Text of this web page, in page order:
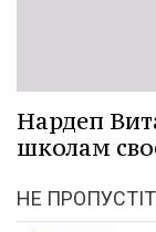
Нардеп
школам
НЕ